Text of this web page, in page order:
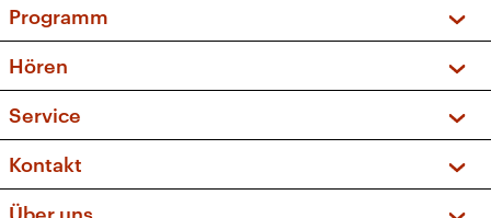
Programm
Sendungen und Podcasts
Musikliste
Kakadu – Das Kinderprogramm
Hören
Frequenzen (UKW + DAB+)
Service
FAQ
Apps
Kontakt